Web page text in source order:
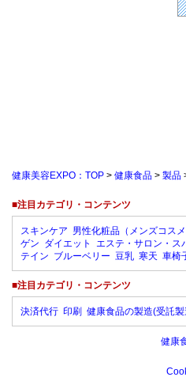
健康美容EXPO：TOP > 健康食品 > 製品
■注目カテゴリ・コンテンツ
スキンケア 男性化粧品（メンズコスメ
ゲン ダイエット エステ・サロン・ス
テイン ブルーベリー 豆乳 寒天 車椅
■注目カテゴリ・コンテンツ
決済代行 印刷 健康食品の製造(受託
健康